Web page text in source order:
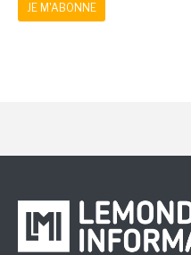
JE M'ABONNE